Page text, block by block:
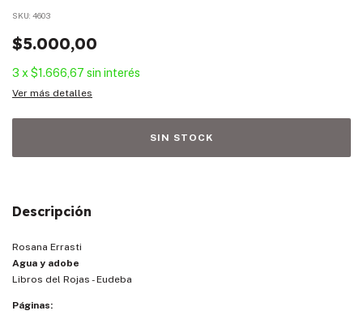
SKU: 4603
$5.000,00
3 x $1.666,67 sin interés
Ver más detalles
Descripción
Rosana Errasti
Agua y adobe
Libros del Rojas - Eudeba
Páginas: